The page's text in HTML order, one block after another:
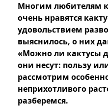
Многим любителям
очень нравятся
удовольствием
выяснилось, о них
«Можно ли кактусы
они несут: пользу
рассмотрим
неприхотливого
разберемся.